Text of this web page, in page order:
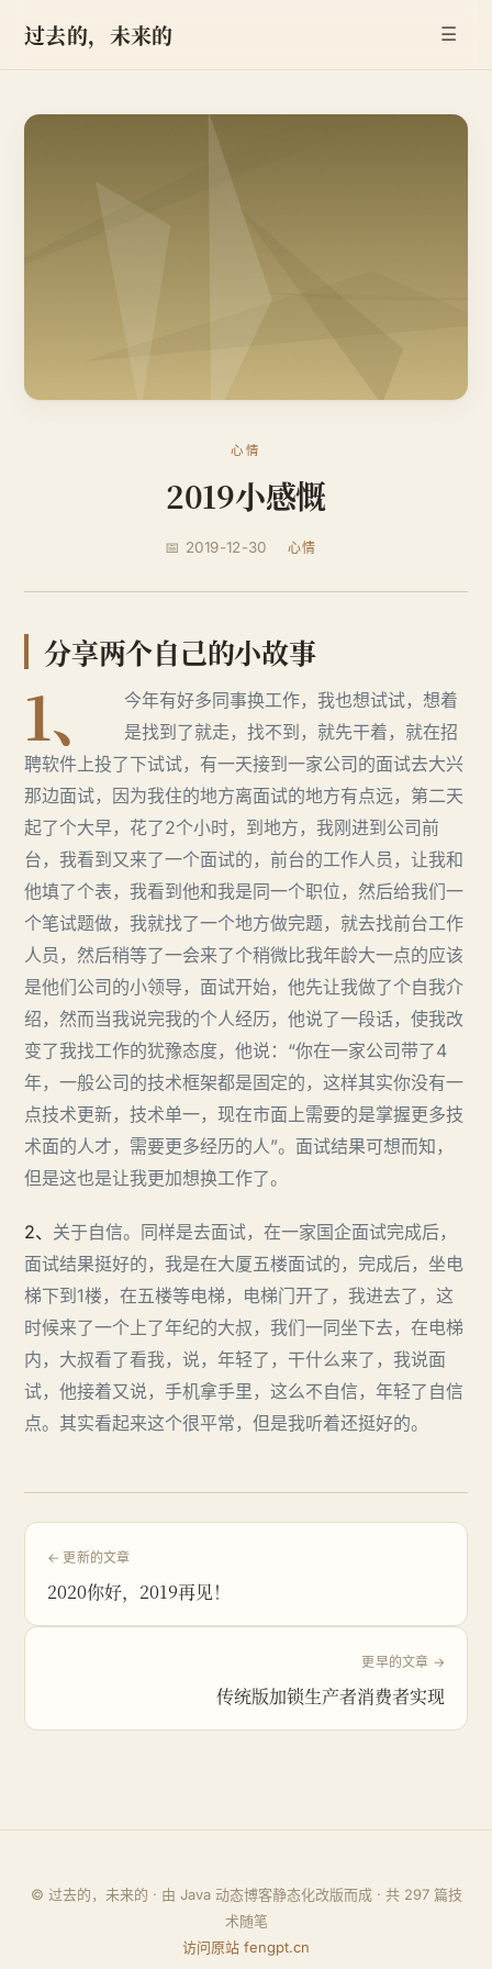
过去的，未来的 ☰
心情
2019小感慨
📅 2019-12-30 心情
分享两个自己的小故事
1、
今年有好多同事换工作，我也想试试，想着
是找到了就走，找不到，就先干着，就在招
聘软件上投了下试试，有一天接到一家公司的面试去大兴
那边面试，因为我住的地方离面试的地方有点远，第二天
起了个大早，花了2个小时，到地方，我刚进到公司前
台，我看到又来了一个面试的，前台的工作人员，让我和
他填了个表，我看到他和我是同一个职位，然后给我们一
个笔试题做，我就找了一个地方做完题，就去找前台工作
人员，然后稍等了一会来了个稍微比我年龄大一点的应该
是他们公司的小领导，面试开始，他先让我做了个自我介
绍，然而当我说完我的个人经历，他说了一段话，使我改
变了我找工作的犹豫态度，他说：“你在一家公司带了4
年，一般公司的技术框架都是固定的，这样其实你没有一
点技术更新，技术单一，现在市面上需要的是掌握更多技
术面的人才，需要更多经历的人”。面试结果可想而知，
但是这也是让我更加想换工作了。
2、 关于自信。同样是去面试，在一家国企面试完成后，
面试结果挺好的，我是在大厦五楼面试的，完成后，坐电
梯下到1楼，在五楼等电梯，电梯门开了，我进去了，这
时候来了一个上了年纪的大叔，我们一同坐下去，在电梯
内，大叔看了看我，说，年轻了，干什么来了，我说面
试，他接着又说，手机拿手里，这么不自信，年轻了自信
点。其实看起来这个很平常，但是我听着还挺好的。
← 更新的文章
2020你好，2019再见！
更早的文章 →
传统版加锁生产者消费者实现
© 过去的，未来的 · 由 Java 动态博客静态化改版而成 · 共 297篇技
术随笔
访问原站 fengpt.cn